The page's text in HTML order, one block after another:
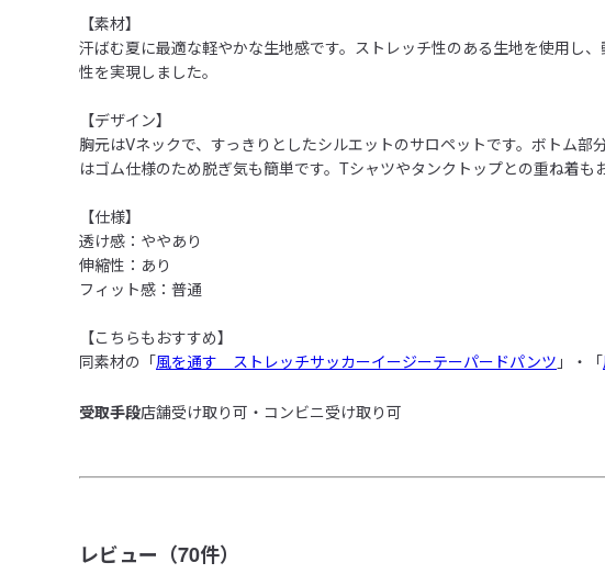
【素材】
汗ばむ夏に最適な軽やかな生地感です。ストレッチ性のある生地を使用し
性を実現しました。
【デザイン】
胸元はVネックで、すっきりとしたシルエットのサロペットです。ボトム
はゴム仕様のため脱ぎ気も簡単です。Tシャツやタンクトップとの重ね着も
【仕様】
透け感：ややあり
伸縮性：あり
フィット感：普通
【こちらもおすすめ】
同素材の「風を通す　ストレッチサッカーイージーテーパードパンツ 」・「
受取手段店舗受け取り可・コンビニ受け取り可
レビュー（70件）